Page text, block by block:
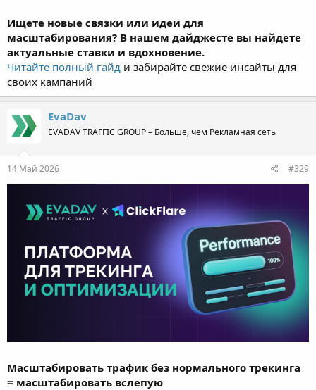
Ищете новые связки или идеи для
масштабирования? В нашем дайджесте вы найдете
актуальные ставки и вдохновение.
Читайте полный гайд и забирайте свежие инсайты для
своих кампаний
EvaDav
EVADAV TRAFFIC GROUP – Больше, чем Рекламная сеть
14 Май 2026 #329
Масштабировать трафик без нормального трекинга
= масштабировать вслепую